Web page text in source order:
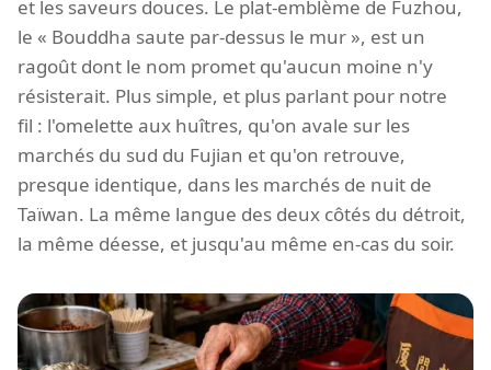
et les saveurs douces. Le plat-emblème de Fuzhou,
le « Bouddha saute par-dessus le mur », est un
ragoût dont le nom promet qu'aucun moine n'y
résisterait. Plus simple, et plus parlant pour notre
fil : l'omelette aux huîtres, qu'on avale sur les
marchés du sud du Fujian et qu'on retrouve,
presque identique, dans les marchés de nuit de
Taïwan. La même langue des deux côtés du détroit,
la même déesse, et jusqu'au même en-cas du soir.